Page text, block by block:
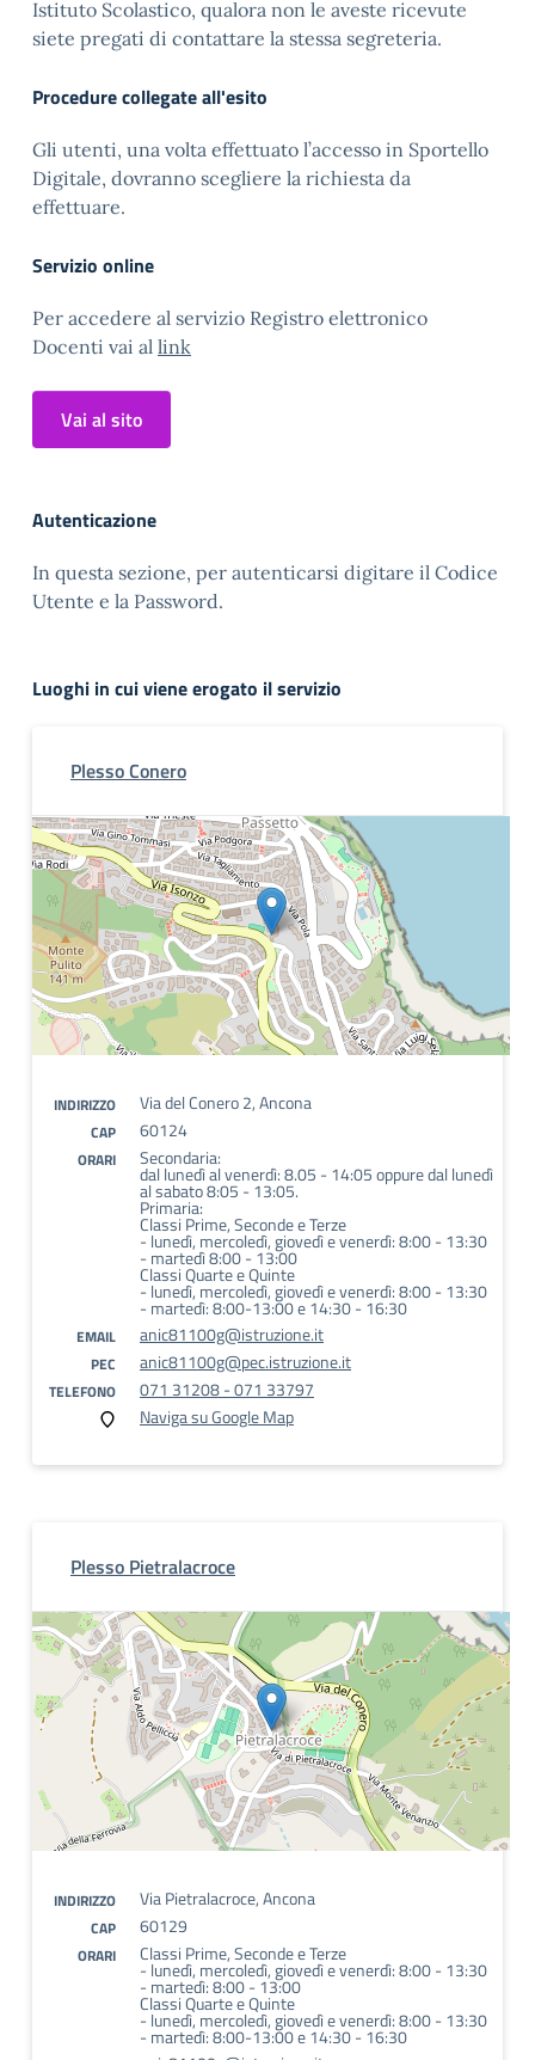
Istituto Scolastico, qualora non le aveste ricevute
siete pregati di contattare la stessa segreteria.
Procedure collegate all'esito
Gli utenti, una volta effettuato l’accesso in Sportello
Digitale, dovranno scegliere la richiesta da
effettuare.
Servizio online
Per accedere al servizio Registro elettronico
Docenti vai al link
Vai al sito
Autenticazione
In questa sezione, per autenticarsi digitare il Codice
Utente e la Password.
Luoghi in cui viene erogato il servizio
Plesso Conero
INDIRIZZO Via del Conero 2, Ancona
CAP 60124
ORARI Secondaria:
dal lunedì al venerdì: 8.05 - 14:05 oppure dal lunedì
al sabato 8:05 - 13:05.
Primaria:
Classi Prime, Seconde e Terze
- lunedì, mercoledì, giovedì e venerdì: 8:00 - 13:30
- martedì 8:00 - 13:00
Classi Quarte e Quinte
- lunedì, mercoledì, giovedì e venerdì: 8:00 - 13:30
- martedì: 8:00-13:00 e 14:30 - 16:30
EMAIL anic81100g@istruzione.it
PEC anic81100g@pec.istruzione.it
TELEFONO
071 31208 - 071 33797
Naviga su Google Map
Plesso Pietralacroce
INDIRIZZO Via Pietralacroce, Ancona
CAP 60129
ORARI Classi Prime, Seconde e Terze
- lunedì, mercoledì, giovedì e venerdì: 8:00 - 13:30
- martedì: 8:00 - 13:00
Classi Quarte e Quinte
- lunedì, mercoledì, giovedì e venerdì: 8:00 - 13:30
- martedì: 8:00-13:00 e 14:30 - 16:30